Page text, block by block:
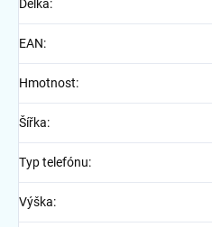
Délka:
EAN:
Hmotnost:
Šířka:
Typ telefónu:
Výška: